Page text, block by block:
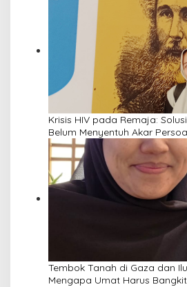
Krisis HIV pada Remaja:
Belum Menyentuh Akar
Tembok Tanah di Gaza dan
Mengapa Umat Harus